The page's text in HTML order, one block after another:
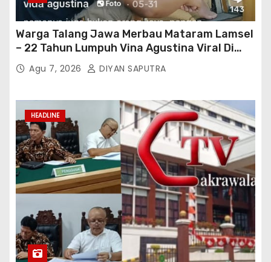
Warga Talang Jawa Merbau Mataram Lamsel
– 22 Tahun Lumpuh Vina Agustina Viral Di
Tiktok Inginkan Kursi Roda Listrik, Kepala
Perwakilan Provinsi Lampung Media
Bertindak
Agu 7, 2026 DIYAN SAPUTRA
HEADLINE